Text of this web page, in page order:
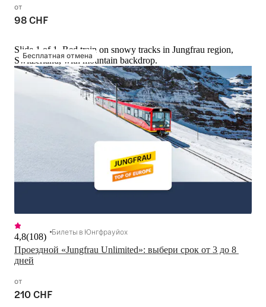
от
98 CHF
Бесплатная отмена
Slide 1 of 1, Red train on snowy tracks in Jungfrau region,
Switzerland, with mountain backdrop.
Проездной «Jungfrau Unlimited»: выбери срок от 3 до 8
дней
4,8(108) Билеты в Юнгфрауйох
от
210 CHF